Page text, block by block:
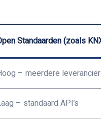
Standaarden (zoals KNX)
– meerdere leveranciers
– standaard API’s